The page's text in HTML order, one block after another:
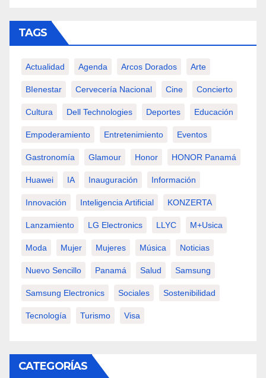
TAGS
Actualidad Agenda Arcos Dorados Arte
BIenestar Cervecería Nacional Cine Concierto
Cultura Dell Technologies Deportes Educación
Empoderamiento Entretenimiento Eventos
Gastronomía Glamour Honor HONOR Panamá
Huawei IA Inauguración Información
Innovación Inteligencia Artificial KONZERTA
Lanzamiento LG Electronics LLYC M+usica
Moda Mujer Mujeres Música Noticias
Nuevo Sencillo Panamá Salud Samsung
Samsung Electronics Sociales Sostenibilidad
Tecnología Turismo Visa
CATEGORÍAS